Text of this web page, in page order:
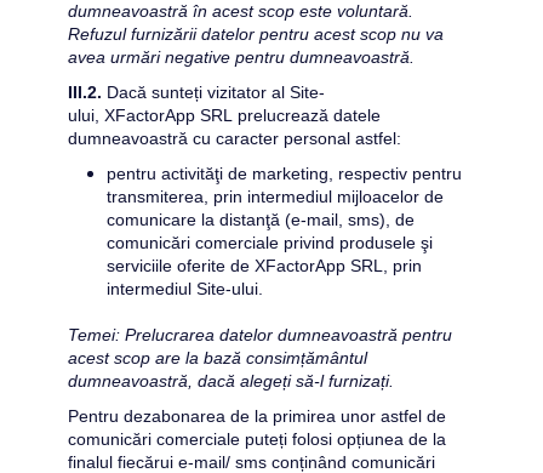
dumneavoastră în acest scop este voluntară.
Refuzul furnizării datelor pentru acest scop nu va
avea urmări negative pentru dumneavoastră.
III.2. Dacă sunteți vizitator al Site-
ului, XFactorApp SRL prelucrează datele
dumneavoastră cu caracter personal astfel:
pentru activităţi de marketing, respectiv pentru
transmiterea, prin intermediul mijloacelor de
comunicare la distanţă (e-mail, sms), de
comunicări comerciale privind produsele şi
serviciile oferite de XFactorApp SRL, prin
intermediul Site-ului.
Temei: Prelucrarea datelor dumneavoastră pentru
acest scop are la bază consimțământul
dumneavoastră, dacă alegeți să-l furnizați.
Pentru dezabonarea de la primirea unor astfel de
comunicări comerciale puteți folosi opțiunea de la
finalul fiecărui e-mail/ sms conținând comunicări